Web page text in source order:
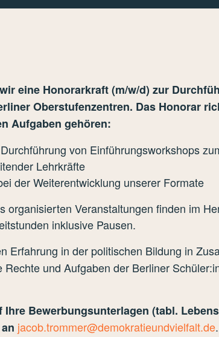
eine Honorarkraft (m/w/d) zur
Oberstufenzentren. Das Honorar
Aufgaben gehören:
von Einführungsworkshops
Lehrkräfte
der Weiterentwicklung unserer Formate
organisierten Veranstaltungen finden im
inklusive Pausen.
Erfahrung in der politischen Bildung in
Rechte und Aufgaben der Berliner
Ihre Bewerbungsunterlagen (tabl.
jacob.trommer@demokratieundvielfalt.de.